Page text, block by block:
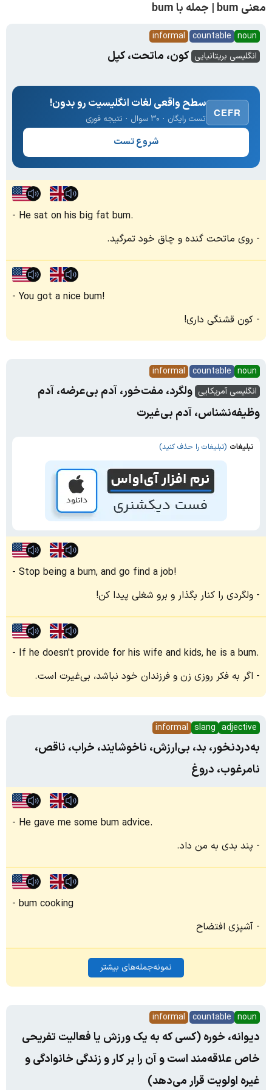
معنی bum | جمله با bum
noun
countable
informal
انگلیسی بریتانیایی کون، ماتحت، کپل
CEFR
سطح واقعی لغات انگلیسیت رو بدون!
تست رایگان · ۳۰ سوال · نتیجه فوری
شروع تست
He sat on his big fat bum.
روی ماتحت گنده و چاق خود تمرگید.
You got a nice bum!
کون قشنگی داری!
noun
countable
informal
انگلیسی آمریکایی ولگرد، مفت‌خور، آدم بی‌عرضه، آدم
وظیفه‌نشناس، آدم بی‌غیرت
تبلیغات (تبلیغات را حذف کنید)
Stop being a bum, and go find a job!
ولگردی را کنار بگذار و برو شغلی پیدا کن!
If he doesn't provide for his wife and kids, he is a bum.
اگر به فکر روزی زن و فرزندان خود نباشد، بی‌غیرت است.
adjective
slang
informal
به‌دردنخور، بد، بی‌ارزش، ناخوشایند، خراب، ناقص،
نامرغوب، دروغ
He gave me some bum advice.
پند بدی به من داد.
bum cooking
آشپزی افتضاح
نمونه‌جمله‌های بیشتر
noun
countable
informal
دیوانه، خوره‌ (کسی که به یک ورزش یا فعالیت تفریحی
خاص علاقه‌مند است و آن را بر کار و زندگی خانوادگی و
غیره اولویت قرار می‌دهد)